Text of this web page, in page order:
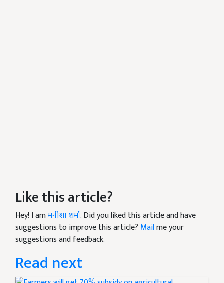
Like this article?
Hey! I amमनीशा शर्मा. Did you liked this article and have
suggestions to improve this article? Mailme your
suggestions and feedback.
Read next